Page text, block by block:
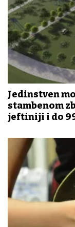
Jedinstven
stambenom
jeftiniji i do